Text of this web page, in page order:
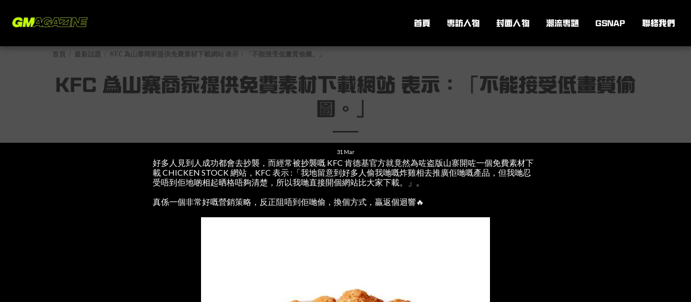
首頁 專訪人物 封面人物 潮流專題 GSNAP 聯絡我們
首頁 最新話題 KFC 為山寨商家提供免費素材下載網站 表示：「不能接受低畫質偷圖。」
KFC 為山寨商家提供免費素材下載網站 表示：「不能接受低畫質偷
圖。」
31 Mar
好多人見到人成功都會去抄襲，而經常被抄襲嘅 KFC 肯德基官方就竟然為咗盗版山寨開咗一個免費素材下
載 CHICKEN STOCK 網站，KFC 表示 :「我地留意到好多人偷我哋嘅炸雞相去推廣佢哋嘅產品，但我哋忍
受唔到佢地啲相起晒格唔夠清楚，所以我哋直接開個網站比大家下載。」。
真係一個非常好嘅營銷策略，反正阻唔到佢哋偷，換個方式，贏返個迴響🔥